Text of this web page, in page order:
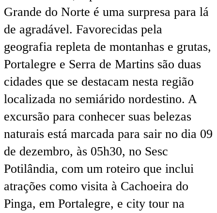
Grande do Norte é uma surpresa para lá
de agradável. Favorecidas pela
geografia repleta de montanhas e grutas,
Portalegre e Serra de Martins são duas
cidades que se destacam nesta região
localizada no semiárido nordestino. A
excursão para conhecer suas belezas
naturais está marcada para sair no dia 09
de dezembro, às 05h30, no Sesc
Potilândia, com um roteiro que inclui
atrações como visita à Cachoeira do
Pinga, em Portalegre, e city tour na